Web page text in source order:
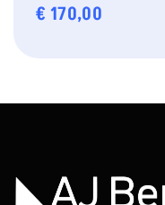
€ 170,00